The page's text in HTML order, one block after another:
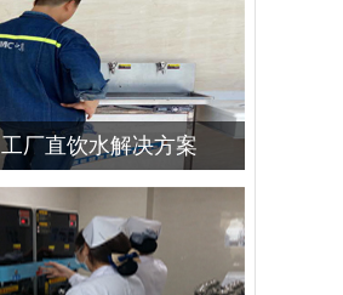
工厂直饮水解决方案